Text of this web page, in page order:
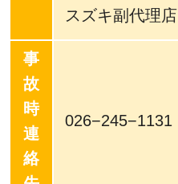
スズキ副代理店
事
故
時
連
絡
026−245−1131